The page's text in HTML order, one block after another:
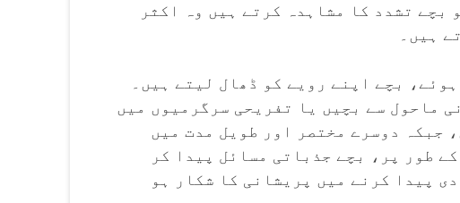
تشدد کا مشاہدہ کرتے ہیں وہ اکثر
ہیں۔
بچے اپنے رویے کو ڈھال لیتے ہیں۔
ماحول سے بچیں یا تفریحی سرگرمیوں میں
جبکہ دوسرے مختصر اور طویل مدت میں
طور پر، بچے جذباتی مسائل پیدا کر
پیدا کرنے میں پریشانی کا شکار ہو